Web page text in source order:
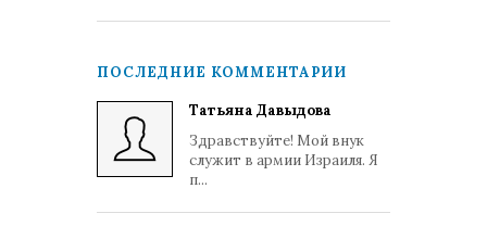
ПОСЛЕДНИЕ КОММЕНТАРИИ
Татьяна Давыдова
Здравствуйте! Мой внук
служит в армии Израиля. Я
п...